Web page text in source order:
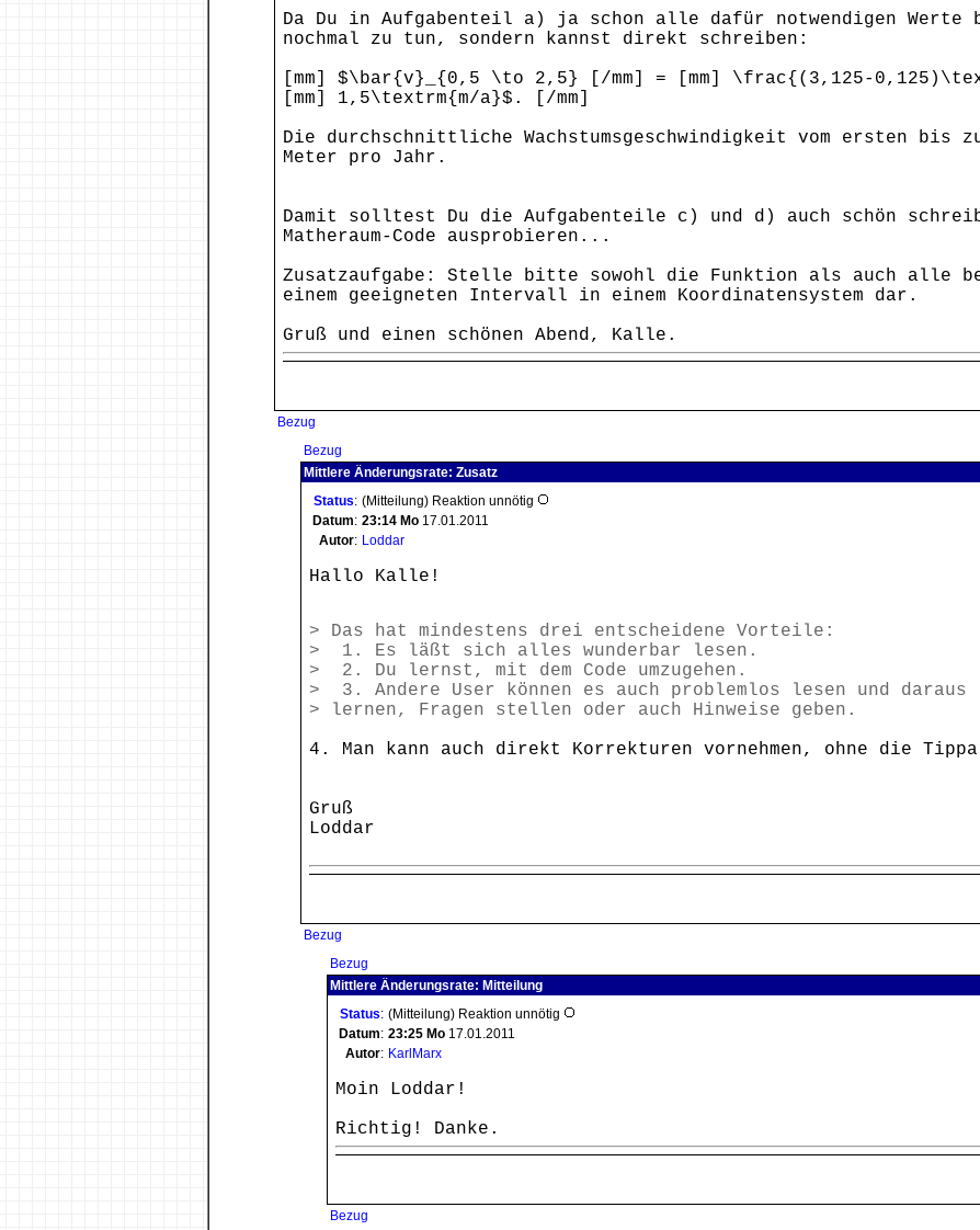
Da Du in Aufgabenteil a) ja schon alle dafür notwendigen Werte
nochmal zu tun, sondern kannst direkt schreiben:
[mm] $\bar{v}_{0,5 \to 2,5} [/mm] = [mm] \frac{(3,125-
[mm] 1,5\textrm{m/a}$. [/mm]
Die durchschnittliche Wachstumsgeschwindigkeit vom ersten bis
Meter pro Jahr.
Damit solltest Du die Aufgabenteile c) und d) auch schön
Matheraum-Code ausprobieren...
Zusatzaufgabe: Stelle bitte sowohl die Funktion als auch alle
einem geeigneten Intervall in einem Koordinatensystem dar.
Gruß und einen schönen Abend, Kalle.
Bezug
Bezug
Mittlere Änderungsrate: Zusatz
Status: (Mitteilung) Reaktion unnötig
Datum: 23:14 Mo 17.01.2011
Autor: Loddar
Hallo Kalle!
> Das hat mindestens drei entscheidene Vorteile:
> 1. Es läßt sich alles wunderbar lesen.
> 2. Du lernst, mit dem Code umzugehen.
> 3. Andere User können es auch problemlos lesen und daraus
> lernen, Fragen stellen oder auch Hinweise geben.
4. Man kann auch direkt Korrekturen vornehmen, ohne die
Gruß
Loddar
Bezug
Bezug
Mittlere Änderungsrate: Mitteilung
Status: (Mitteilung) Reaktion unnötig
Datum: 23:25 Mo 17.01.2011
Autor: KarlMarx
Moin Loddar!
Richtig! Danke.
Bezug